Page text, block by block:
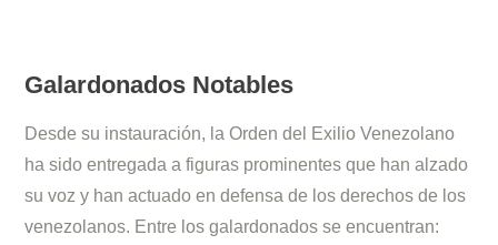
Galardonados Notables
Desde su instauración, la Orden del Exilio Venezolano
ha sido entregada a figuras prominentes que han alzado
su voz y han actuado en defensa de los derechos de los
venezolanos. Entre los galardonados se encuentran: